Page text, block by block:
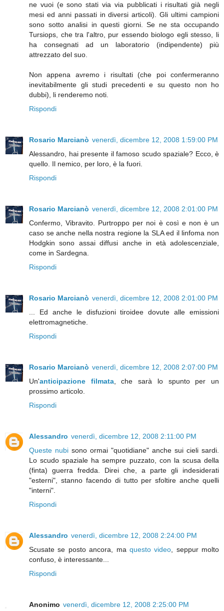
ne vuoi (e sono stati via via pubblicati i risultati già negli
mesi ed anni passati in diversi articoli). Gli ultimi campioni
sono sotto analisi in questi giorni. Se ne sta occupando
Tursiops, che tra l'altro, pur essendo biologo egli stesso, li
ha consegnati ad un laboratorio (indipendente) più
attrezzato del suo.
Non appena avremo i risultati (che poi confermeranno
inevitabilmente gli studi precedenti e su questo non ho
dubbi), li renderemo noti.
Rispondi
Rosario Marcianò venerdì, dicembre 12, 2008 1:59:00 PM
Alessandro, hai presente il famoso scudo spaziale? Ecco, è
quello. Il nemico, per loro, è la fuori.
Rispondi
Rosario Marcianò venerdì, dicembre 12, 2008 2:01:00 PM
Confermo, Vibravito. Purtroppo per noi è così e non è un
caso se anche nella nostra regione la SLA ed il linfoma non
Hodgkin sono assai diffusi anche in età adolescenziale,
come in Sardegna.
Rispondi
Rosario Marcianò venerdì, dicembre 12, 2008 2:01:00 PM
... Ed anche le disfuzioni tiroidee dovute alle emissioni
elettromagnetiche.
Rispondi
Rosario Marcianò venerdì, dicembre 12, 2008 2:07:00 PM
Un'anticipazione filmata, che sarà lo spunto per un
prossimo articolo.
Rispondi
Alessandro venerdì, dicembre 12, 2008 2:11:00 PM
Queste nubi sono ormai "quotidiane" anche sui cieli sardi.
Lo scudo spaziale ha sempre puzzato, con la scusa della
(finta) guerra fredda. Direi che, a parte gli indesiderati
"esterni", stanno facendo di tutto per sfoltire anche quelli
"interni".
Rispondi
Alessandro venerdì, dicembre 12, 2008 2:24:00 PM
Scusate se posto ancora, ma questo video , seppur molto
confuso, è interessante...
Rispondi
Anonimo venerdì, dicembre 12, 2008 2:25:00 PM